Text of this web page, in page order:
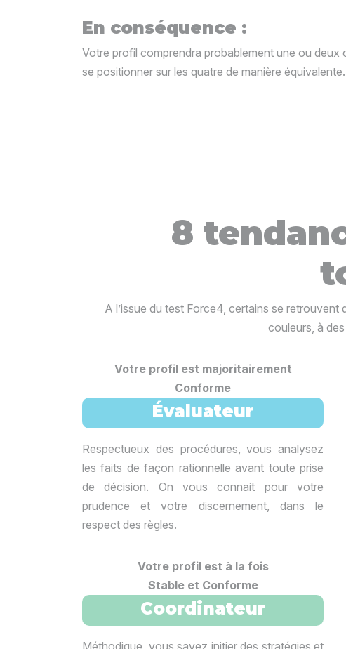
En conséquence :
Votre profil comprendra probablement une ou
se positionner sur les quatre de manière équivalente.
8
A l’issue du test Force4, certains se
couleurs, à
Votre profil est majoritairement
Conforme
Évaluateur
Respectueux des procédures, vous analysez
les faits de façon rationnelle avant toute prise
de décision. On vous connait pour votre
prudence et votre discernement, dans le
respect des règles.
Votre profil est à la fois
Stable et Conforme
Coordinateur